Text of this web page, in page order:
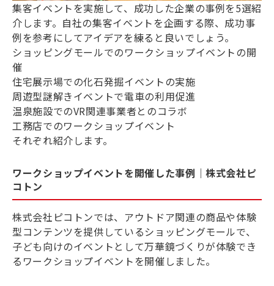
集客イベントを実施して、成功した企業の事例を5選紹
介します。自社の集客イベントを企画する際、成功事
例を参考にしてアイデアを練ると良いでしょう。
ショッピングモールでのワークショップイベントの開
催
住宅展示場での化石発掘イベントの実施
周遊型謎解きイベントで電車の利用促進
温泉施設でのVR関連事業者とのコラボ
工務店でのワークショップイベント
それぞれ紹介します。
ワークショップイベントを開催した事例｜株式会社ピ
コトン
株式会社ピコトンでは、アウトドア関連の商品や体験
型コンテンツを提供しているショッピングモールで、
子ども向けのイベントとして万華鏡づくりが体験でき
るワークショップイベントを開催しました。